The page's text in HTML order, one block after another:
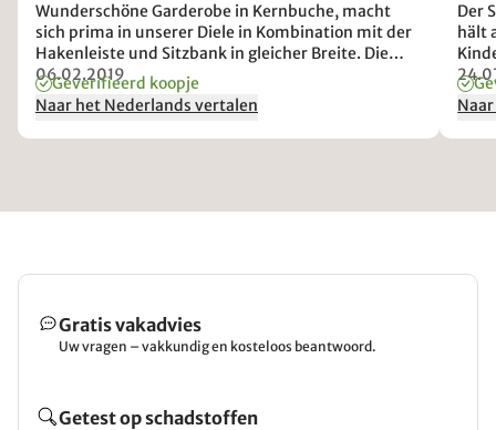
Wunderschöne Garderobe in Kernbuche, macht
sich prima in unserer Diele in Kombination mit der
Hakenleiste und Sitzbank in gleicher Breite. Die
Verarbeitung ist sehr gut, optisch und haptsich
einwandfrei. Das Möbelstück sieht in der Realität
noch besser aus, als auf den ohnehin tollen
Produktfotos.
06.02.2019
Geverifieerd koopje
Naar het Nederlands vertalen
Der
hält
mit
Gratis vakadvies
Uw vragen – vakkundig en kosteloos beantwoord.
Getest op schadstoffen